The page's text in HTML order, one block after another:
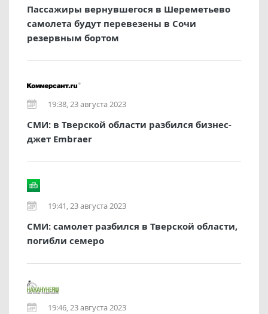
Пассажиры вернувшегося в Шереметьево
самолета будут перевезены в Сочи
резервным бортом
19:38, 23 августа 2023
СМИ: в Тверской области разбился бизнес-
джет Embraer
19:41, 23 августа 2023
СМИ: самолет разбился в Тверской области,
погибли семеро
19:46, 23 августа 2023